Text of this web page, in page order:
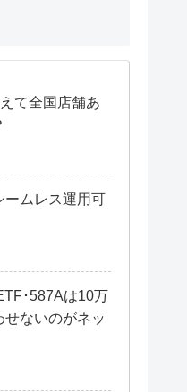
て全国店舗あ
ームレス運用可
･587Aは10万
せないのがネッ